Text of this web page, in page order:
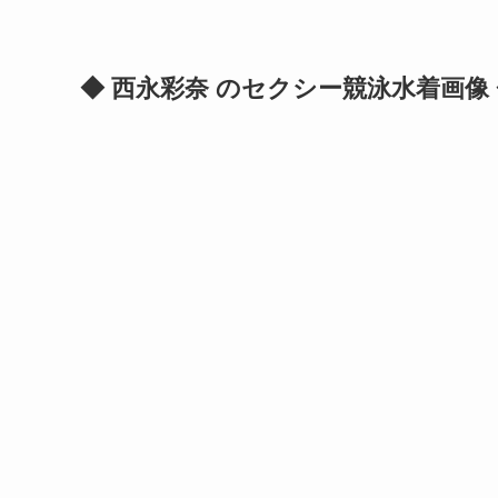
◆ 西永彩奈 のセクシー競泳水着画